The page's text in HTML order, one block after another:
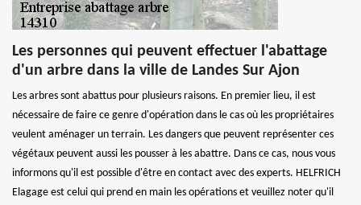
Les personnes qui peuvent effectuer l'abattage
d'un arbre dans la ville de Landes Sur Ajon
Les arbres sont abattus pour plusieurs raisons. En premier lieu, il est
nécessaire de faire ce genre d'opération dans le cas où les propriétaires
veulent aménager un terrain. Les dangers que peuvent représenter ces
végétaux peuvent aussi les pousser à les abattre. Dans ce cas, nous vous
informons qu'il est possible d'être en contact avec des experts. HELFRICH
Elagage est celui qui prend en main les opérations et veuillez noter qu'il